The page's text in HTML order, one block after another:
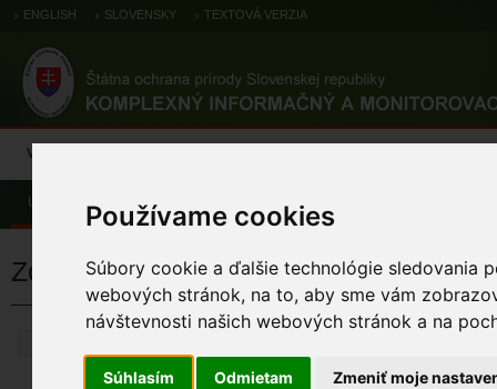
Používame cookies
Súbory cookie a ďalšie technológie sledovania
webových stránok, na to, aby sme vám
návštevnosti našich webových stránok a na
Súhlasím Odmietam Zmeniť moje
ENGLISH SLOVENSKY TEXTOVÁ VERZIA
Výsledky monitoringu
Úvod Pozorovania a výskytové dáta
Zoologické výskytové záznamy